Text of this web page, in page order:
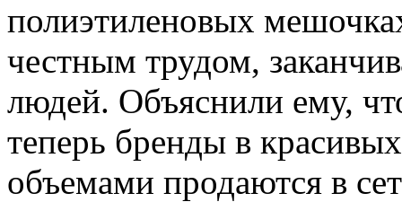
полиэтиленовых
честным трудом,
людей. Объяснили ему,
теперь бренды в
объемами продаются в